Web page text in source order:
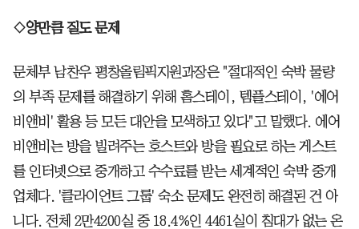
◇양만큼 질도 문제
문체부 남찬우 평창올림픽지원과장은 "절대적인 숙박 물량
의 부족 문제를 해결하기 위해 홈스테이, 템플스테이, '에어
비앤비' 활용 등 모든 대안을 모색하고 있다"고 말했다. 에어
비앤비는 방을 빌려주는 호스트와 방을 필요로 하는 게스트
를 인터넷으로 중개하고 수수료를 받는 세계적인 숙박 중개
업체다. '클라이언트 그룹' 숙소 문제도 완전히 해결된 건 아
니다. 전체 2만4200실 중 18.4%인 4461실이 침대가 없는 온